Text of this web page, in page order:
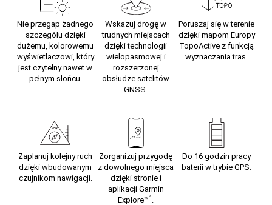
Nie przegap żadnego
szczegółu dzięki
dużemu, kolorowemu
wyświetlaczowi, który
jest czytelny nawet w
pełnym słońcu.
Wskazuj drogę w
trudnych miejscach
dzięki technologii
wielopasmowej i
rozszerzonej
obsłudze satelitów
GNSS.
Poruszaj się w terenie
dzięki mapom Europy
TopoActive z funkcją
wyznaczania tras.
Zaplanuj kolejny ruch
dzięki wbudowanym
czujnikom nawigacji.
Zorganizuj przygodę
z dowolnego miejsca
dzięki stronie i
aplikacji Garmin
Explore™1
Do 16 godzin pracy
baterii w trybie GPS.